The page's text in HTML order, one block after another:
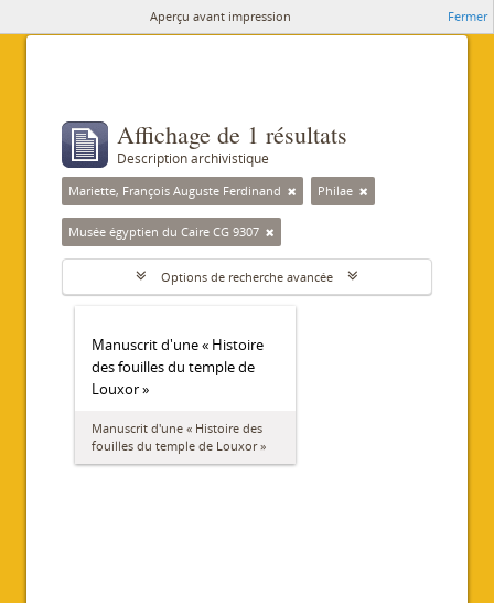
Aperçu avant impression Fermer
Affichage de 1 résultats
Description archivistique
Mariette, François Auguste Ferdinand Philae
Musée égyptien du Caire CG 9307
Options de recherche avancée
Manuscrit d'une « Histoire
des fouilles du temple de
Louxor »
Manuscrit d'une « Histoire des
fouilles du temple de Louxor »